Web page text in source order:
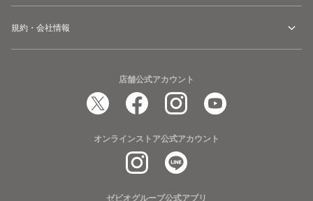
規約・会社情報
店舗公式アカウント
オンラインストア公式アカウント
ゼビオグループ公式アプリ